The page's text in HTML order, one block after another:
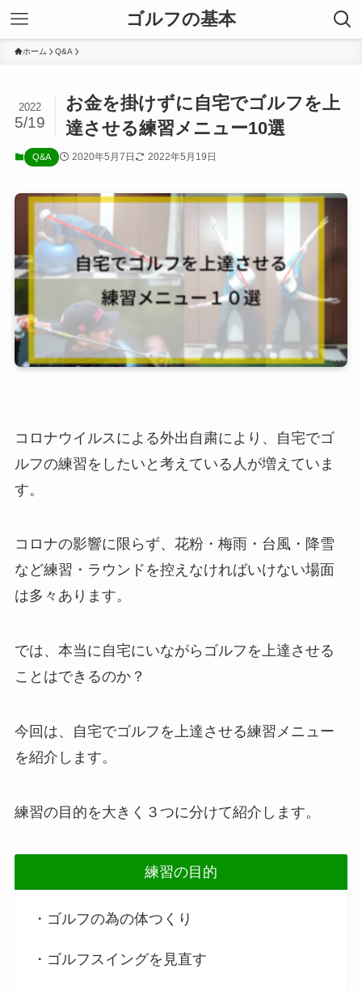
ゴルフの基本
ホーム Q&A
お金を掛けずに自宅でゴルフを上
達させる練習メニュー10選
2022
5/19
Q&A 2020年5月7日 2022年5月19日
コロナウイルスによる外出自粛により、自宅でゴ
ルフの練習をしたいと考えている人が増えていま
す。
コロナの影響に限らず、花粉・梅雨・台風・降雪
など練習・ラウンドを控えなければいけない場面
は多々あります。
では、本当に自宅にいながらゴルフを上達させる
ことはできるのか？
今回は、自宅でゴルフを上達させる練習メニュー
を紹介します。
練習の目的を大きく３つに分けて紹介します。
練習の目的
・ゴルフの為の体つくり
・ゴルフスイングを見直す